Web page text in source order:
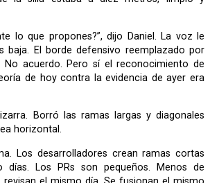
baja. El borde defensivo reemplazado por
No acuerdo. Pero sí el reconocimiento de
de hoy contra la evidencia de ayer era
horizontal.
Los desarrolladores crean ramas cortas
días. Los PRs son pequeños. Menos de